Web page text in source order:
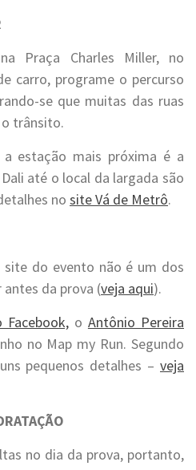
Praça Charles Miller, no
carro, programe o percurso
se que muitas das ruas
trânsito.
estação mais próxima é a
até o local da largada são
no site Vá de Metrô.
site do evento não é um dos
da prova (veja aqui).
o Antônio Pereira
no Map my Run. Segundo
pequenos detalhes – veja
no dia da prova, portanto,